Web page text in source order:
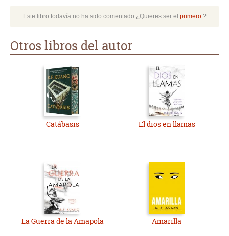
Este libro todavía no ha sido comentado ¿Quieres ser el primero?
Otros libros del autor
Catábasis El dios en llamas
La Guerra de la Amapola Amarilla